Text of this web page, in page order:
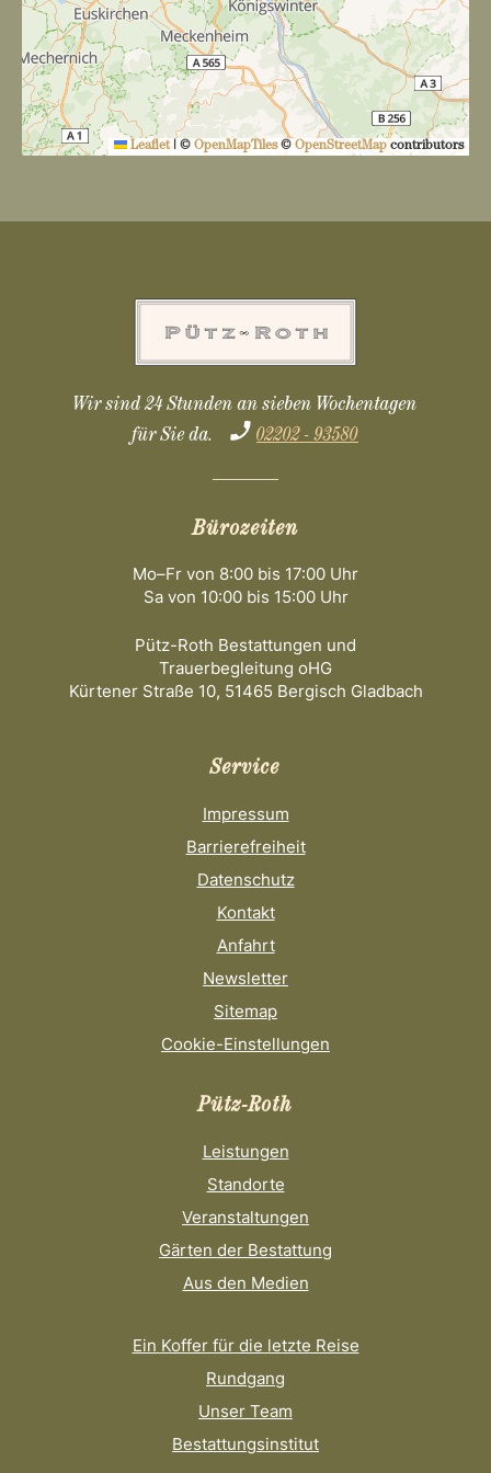
Leaflet | © OpenMapTiles© OpenStreetMap contributors
Wir sind 24 Stunden an sieben Wochentagen
für Sie da.
02202 - 93580
Bürozeiten
Mo–Fr von 8:00 bis 17:00 Uhr
Sa von 10:00 bis 15:00 Uhr
Pütz-Roth Bestattungen und
Trauerbegleitung oHG
Kürtener Straße 10, 51465 Bergisch Gladbach
Service
Impressum
Barrierefreiheit
Datenschutz
Kontakt
Anfahrt
Newsletter
Sitemap
Cookie-Einstellungen
Pütz-Roth
Leistungen
Standorte
Veranstaltungen
Gärten der Bestattung
Aus den Medien
Ein Koffer für die letzte Reise
Rundgang
Unser Team
Bestattungsinstitut